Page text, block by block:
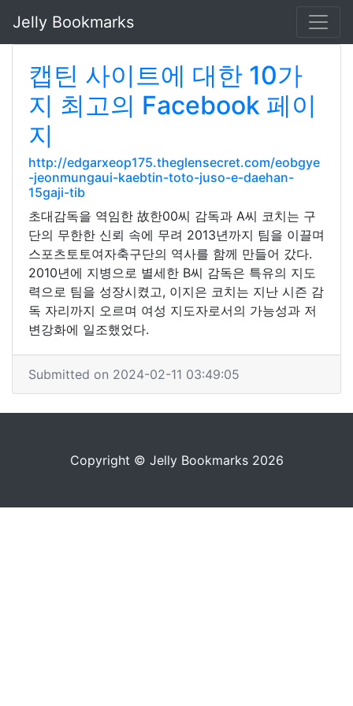
Jelly Bookmarks
캡틴 사이트에 대한 10가
지 최고의 Facebook 페이
지
http://edgarxeop175.theglensecret.com/eobgye
-jeonmungaui-kaebtin-toto-juso-e-daehan-
15gaji-tib
초대감독을 역임한 故한00씨 감독과 A씨 코치는 구
단의 무한한 신뢰 속에 무려 2013년까지 팀을 이끌며
스포츠토토여자축구단의 역사를 함께 만들어 갔다.
2010년에 지병으로 별세한 B씨 감독은 특유의 지도
력으로 팀을 성장시켰고, 이지은 코치는 지난 시즌 감
독 자리까지 오르며 여성 지도자로서의 가능성과 저
변강화에 일조했었다.
Submitted on 2024-02-11 03:49:05
Copyright © Jelly Bookmarks 2026